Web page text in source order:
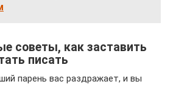
советы, как заставить
писать
парень вас раздражает, и вы